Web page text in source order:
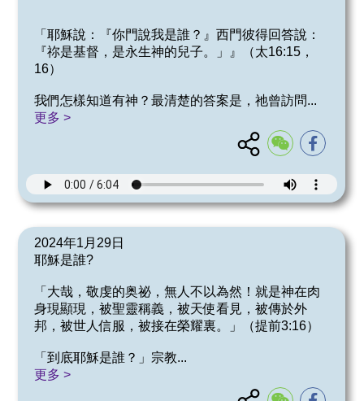
「耶穌說：『你門說我是誰？』西門彼得回答說：
『祢是基督，是永生神的兒子。」』（太16:15，
16）
我們怎樣知道有神？最清楚的答案是，祂曾訪問...
更多 >
2024年1月29日
耶穌是誰?
「大哉，敬虔的奥祕，無人不以為然！就是神在肉
身現顯現，被聖靈稱義，被天使看見，被傳於外
邦，被世人信服，被接在榮耀裏。」（提前3:16）
「到底耶穌是誰？」宗教...
更多 >